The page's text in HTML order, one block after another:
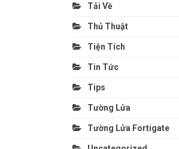
Tải Về
Thủ Thuật
Tiện Tích
Tin Tức
Tips
Tường Lửa
Tường Lửa Fortigate